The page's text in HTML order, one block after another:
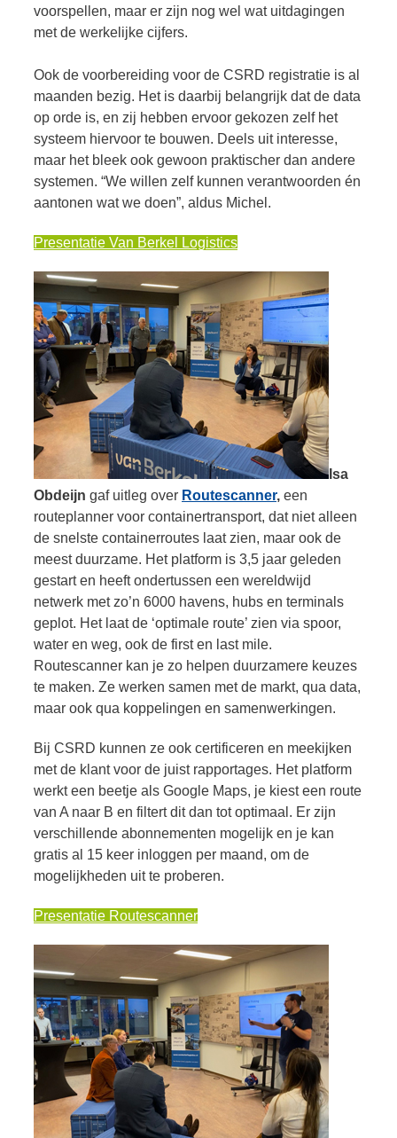
voorspellen, maar er zijn nog wel wat uitdagingen
met de werkelijke cijfers.
Ook de voorbereiding voor de CSRD registratie is al
maanden bezig. Het is daarbij belangrijk dat de data
op orde is, en zij hebben ervoor gekozen zelf het
systeem hiervoor te bouwen. Deels uit interesse,
maar het bleek ook gewoon praktischer dan andere
systemen. “We willen zelf kunnen verantwoorden én
aantonen wat we doen”, aldus Michel.
Presentatie Van Berkel Logistics
Isa
Obdeijn gaf uitleg over Routescanner, een
routeplanner voor containertransport, dat niet alleen
de snelste containerroutes laat zien, maar ook de
meest duurzame. Het platform is 3,5 jaar geleden
gestart en heeft ondertussen een wereldwijd
netwerk met zo’n 6000 havens, hubs en terminals
geplot. Het laat de ‘optimale route’ zien via spoor,
water en weg, ook de first en last mile.
Routescanner kan je zo helpen duurzamere keuzes
te maken. Ze werken samen met de markt, qua data,
maar ook qua koppelingen en samenwerkingen.
Bij CSRD kunnen ze ook certificeren en meekijken
met de klant voor de juist rapportages. Het platform
werkt een beetje als Google Maps, je kiest een route
van A naar B en filtert dit dan tot optimaal. Er zijn
verschillende abonnementen mogelijk en je kan
gratis al 15 keer inloggen per maand, om de
mogelijkheden uit te proberen.
Presentatie Routescanner